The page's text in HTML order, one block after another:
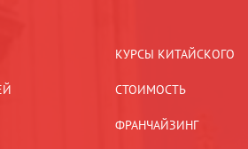
КУРСЫ КИТАЙСКОГО
СТОИМОСТЬ
ФРАНЧАЙЗИНГ